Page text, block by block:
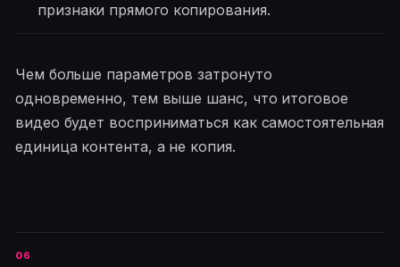
признаки прямого копирования.
Чем больше параметров затронуто
одновременно, тем выше шанс, что итоговое
видео будет восприниматься как самостоятельная
единица контента, а не копия.